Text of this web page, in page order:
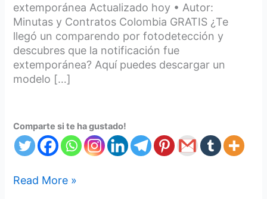
extemporánea Actualizado hoy • Autor:
Minutas y Contratos Colombia GRATIS ¿Te
llegó un comparendo por fotodetección y
descubres que la notificación fue
extemporánea? Aquí puedes descargar un
modelo […]
Comparte si te ha gustado!
Read More »